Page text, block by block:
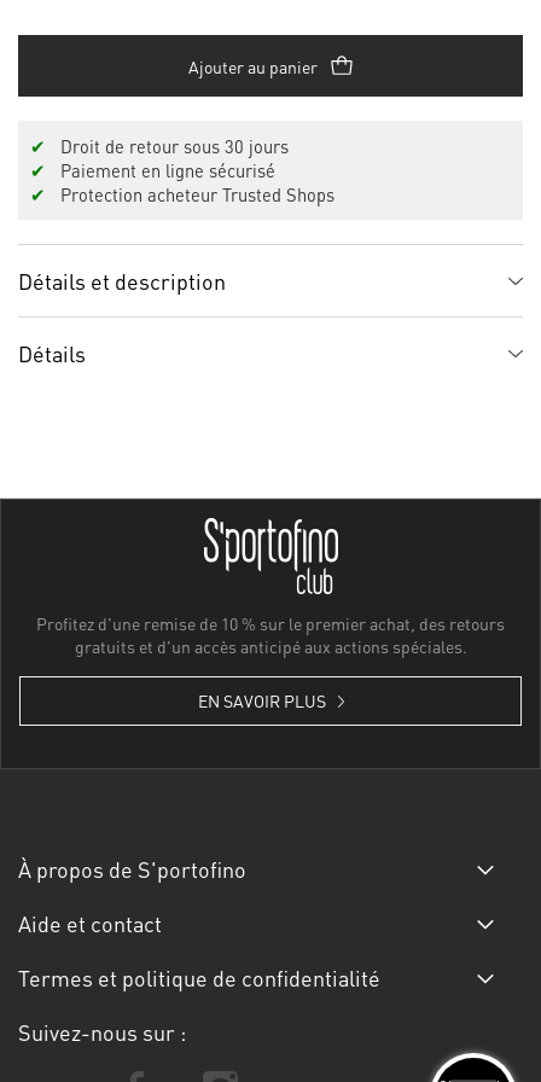
Ajouter au panier
✔
Droit de retour sous 30 jours
✔
Paiement en ligne sécurisé
✔
Protection acheteur Trusted Shops
Détails et description
Détails
Profitez d'une remise de 10 % sur le premier achat, des retours
gratuits et d'un accès anticipé aux actions spéciales.
EN SAVOIR PLUS
À propos de S'portofino
Aide et contact
Termes et politique de confidentialité
Suivez-nous sur :